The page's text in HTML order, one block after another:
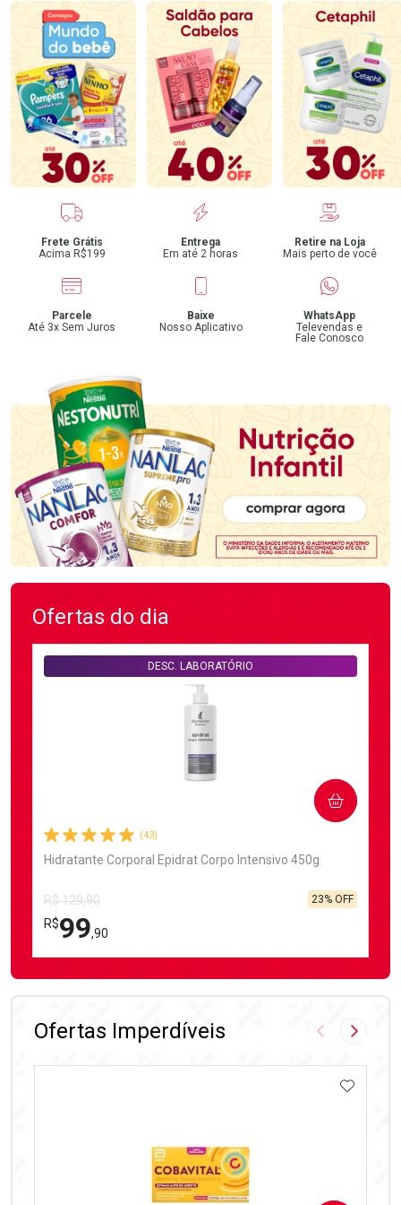
Benefícios
Frete Grátis
Acima R$199
Entrega
Em até 2 horas
Retire na Loja
Mais perto de você
Parcele
Até 3x Sem Juros
Baixe
Nosso Aplicativo
WhatsApp
Televendas e
Fale Conosco
Ofertas do dia
(43)
Hidratante Corporal Epidrat Corpo Intensivo 450g
DESC. LABORATÓRIO
R$ 129,90
R$99,90
23% OFF
COMPRAR
FECHAR
FECHAR
Ofertas Imperdíveis Imagem